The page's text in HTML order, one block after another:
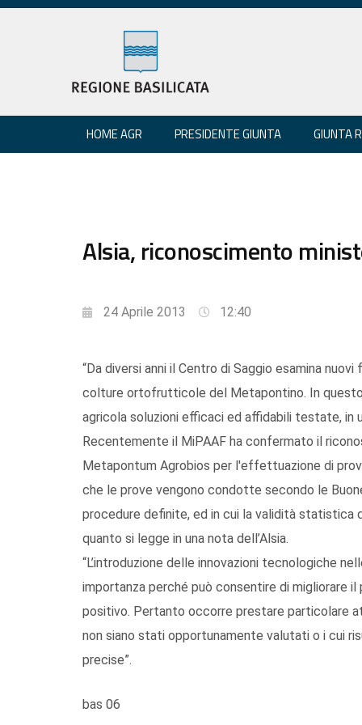
HOME AGR PRESIDENTE GIUNTA GIUNTA
Alsia, riconoscimento
24 Aprile 2013 12:40
“Da diversi anni il Centro di Saggio esamina
colture ortofrutticole del Metapontino. In
agricola soluzioni efficaci ed affidabili testate, in
Recentemente il MiPAAF ha confermato il
Metapontum Agrobios per l'effettuazione di
che le prove vengono condotte secondo le
procedure definite, ed in cui la validità statistica
quanto si legge in una nota dell’Alsia.
“L’introduzione delle innovazioni tecnologiche
importanza perché può consentire di migliorare
positivo. Pertanto occorre prestare particolare
non siano stati opportunamente valutati o i cui
precise”.
bas 06